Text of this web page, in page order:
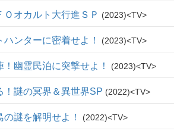
オカルト大行進ＳＰ 2023 TV
ンターに密着せよ！ 2023 TV
幽霊民泊に突撃せよ！ 2023 TV
謎の冥界＆異世界SP 2022 TV
謎を解明せよ！ 2022 TV